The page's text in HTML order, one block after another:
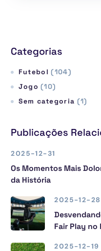
Categorias
Futebol (104)
Jogo (10)
Sem categoria (1)
Publicações
2025-12-31
Os Momentos Mais
da História
2025-12-28
Fair Play no
2025-12-19